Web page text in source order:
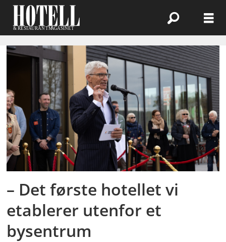
Emne:
næringspark
– Det første hotellet vi
etablerer utenfor et
bysentrum